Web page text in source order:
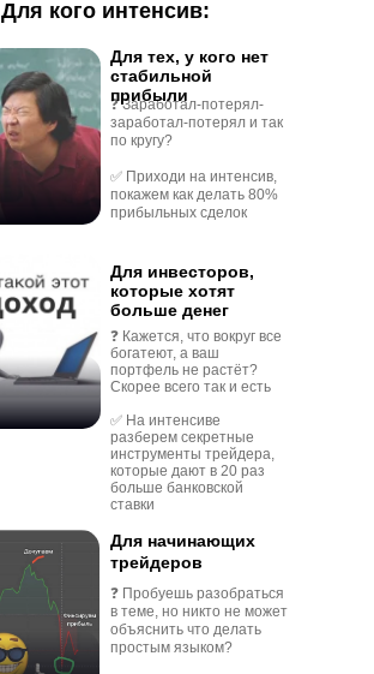
Для кого интенсив:
❓ Пробуешь разобраться
в теме, но никто не может
объяснить что делать
простым языком?
Для начинающих
трейдеров
Для инвесторов,
которые хотят
больше денег
❓ Кажется, что вокруг все
богатеют, а ваш
портфель не растёт?
Скорее всего так и есть
✅ На интенсиве
разберем секретные
инструменты трейдера,
которые дают в 20 раз
больше банковской
ставки
❓ Заработал-потерял-
заработал-потерял и так
по кругу?
✅ Приходи на интенсив,
покажем как делать 80%
прибыльных сделок
Для тех, у кого нет
стабильной
прибыли